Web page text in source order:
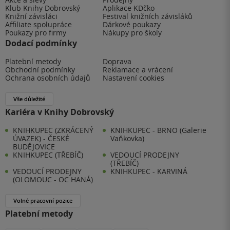
Klub Knihy Dobrovský
Aplikace KDčko
Knižní závisláci
Festival knižních závisláků
Affiliate spolupráce
Dárkové poukazy
Poukazy pro firmy
Nákupy pro školy
Dodací podmínky
Platební metody
Doprava
Obchodní podmínky
Reklamace a vrácení
Ochrana osobních údajů
Nastavení cookies
Vše důležité
Kariéra v Knihy Dobrovský
KNIHKUPEC (ZKRÁCENÝ
ÚVAZEK) - ČESKÉ
BUDĚJOVICE
KNIHKUPEC - BRNO (Galerie
Vaňkovka)
KNIHKUPEC (TŘEBÍČ)
VEDOUCÍ PRODEJNY
(TŘEBÍČ)
VEDOUCÍ PRODEJNY
(OLOMOUC - OC HANÁ)
KNIHKUPEC - KARVINÁ
Volné pracovní pozice
Platební metody